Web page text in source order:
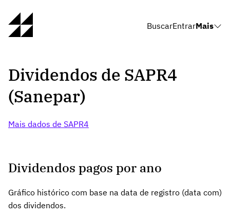
BuscarEntrarMais
Dividendos de SAPR4
(Sanepar)
Mais dados de SAPR4
Dividendos pagos por ano
Gráfico histórico com base na data de registro (data com)
dos dividendos.